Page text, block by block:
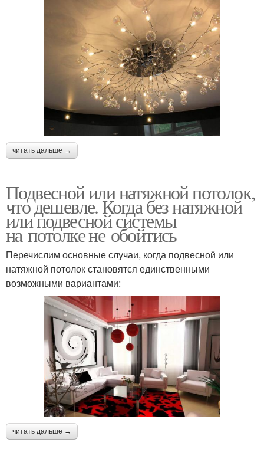
читать дальше →
Подвесной или натяжной потолок,
что дешевле. Когда без натяжной
или подвесной системы
на потолке не обойтись
Перечислим основные случаи, когда подвесной или
натяжной потолок становятся единственными
возможными вариантами:
читать дальше →